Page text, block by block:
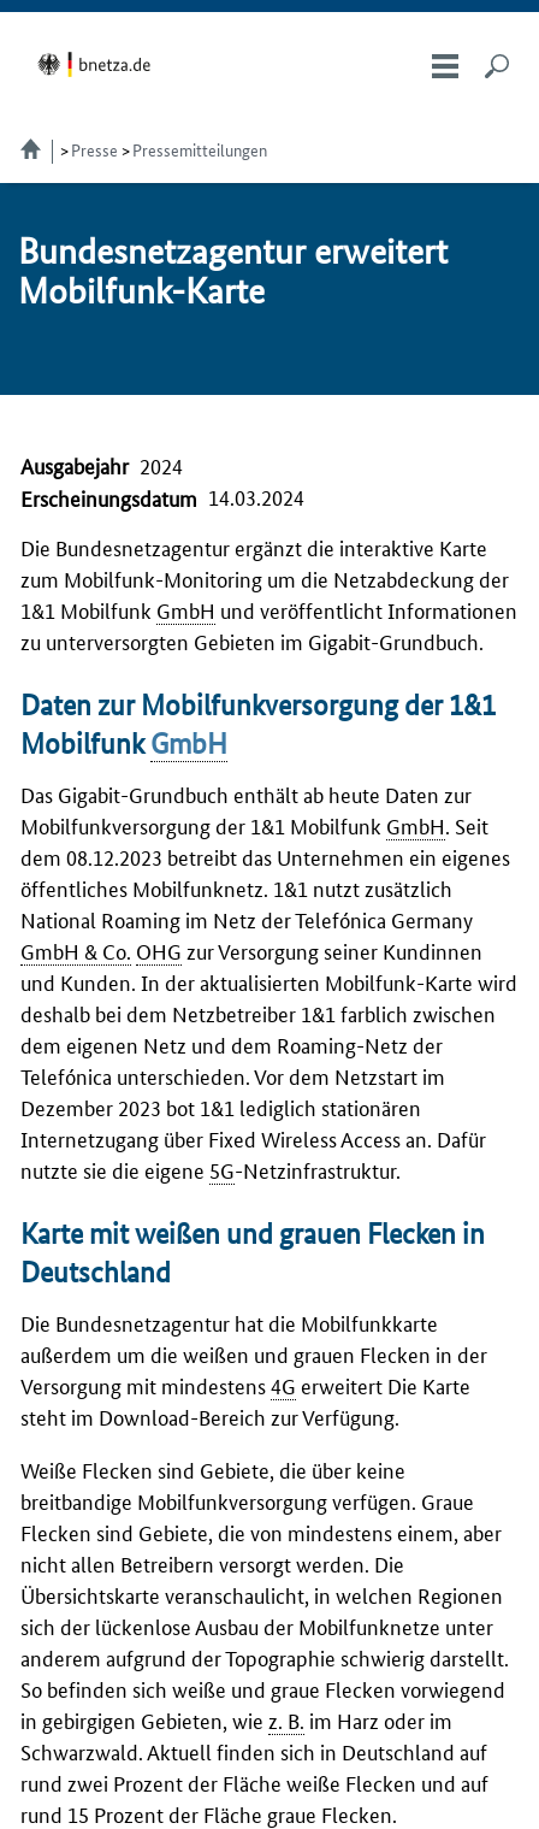
Presse Pressemitteilungen
Bundesnetzagentur er­wei­tert
Mo­bil­funk-Kar­te
Ausgabejahr 2024
Erscheinungsdatum 14.03.2024
Die Bundesnetzagentur ergänzt die interaktive Karte
zum Mobilfunk-Monitoring um die Netzabdeckung der
1&1 Mobilfunk GmbH und veröffentlicht Informationen
zu unterversorgten Gebieten im Gigabit-Grundbuch.
Daten zur Mobilfunkversorgung der 1&1
MobilfunkGmbH
Das Gigabit-Grundbuch enthält ab heute Daten zur
Mobilfunkversorgung der 1&1 Mobilfunk GmbH . Seit
dem 08.12.2023 betreibt das Unternehmen ein eigenes
öffentliches Mobilfunknetz. 1&1 nutzt zusätzlich
National Roaming im Netz der Telefónica Germany
GmbH & Co. OHG zur Versorgung seiner Kundinnen
und Kunden. In der aktualisierten Mobilfunk-Karte wird
deshalb bei dem Netzbetreiber 1&1 farblich zwischen
dem eigenen Netz und dem Roaming-Netz der
Telefónica unterschieden. Vor dem Netzstart im
Dezember 2023 bot 1&1 lediglich stationären
Internetzugang über Fixed Wireless Access an. Dafür
nutzte sie die eigene 5G-Netzinfrastruktur.
Karte mit weißen und grauen Flecken in
Deutschland
Die Bundesnetzagentur hat die Mobilfunkkarte
außerdem um die weißen und grauen Flecken in der
Versorgung mit mindestens4G erweitert Die Karte
steht im Download-Bereich zur Verfügung.
Weiße Flecken sind Gebiete, die über keine
breitbandige Mobilfunkversorgung verfügen. Graue
Flecken sind Gebiete, die von mindestens einem, aber
nicht allen Betreibern versorgt werden. Die
Übersichtskarte veranschaulicht, in welchen Regionen
sich der lückenlose Ausbau der Mobilfunknetze unter
anderem aufgrund der Topographie schwierig darstellt.
So befinden sich weiße und graue Flecken vorwiegend
in gebirgigen Gebieten, wie z. B. im Harz oder im
Schwarzwald. Aktuell finden sich in Deutschland auf
rund zwei Prozent der Fläche weiße Flecken und auf
rund 15 Prozent der Fläche graue Flecken.